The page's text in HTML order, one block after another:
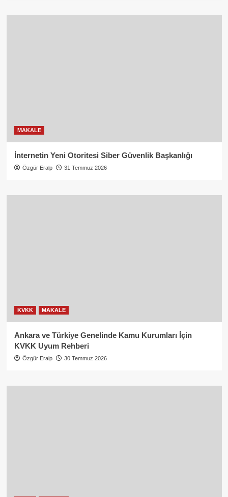
MAKALE
İnternetin Yeni Otoritesi Siber Güvenlik Başkanlığı
Özgür Eralp 31 Temmuz 2026
KVKK MAKALE
Ankara ve Türkiye Genelinde Kamu Kurumları İçin
KVKK Uyum Rehberi
Özgür Eralp 30 Temmuz 2026